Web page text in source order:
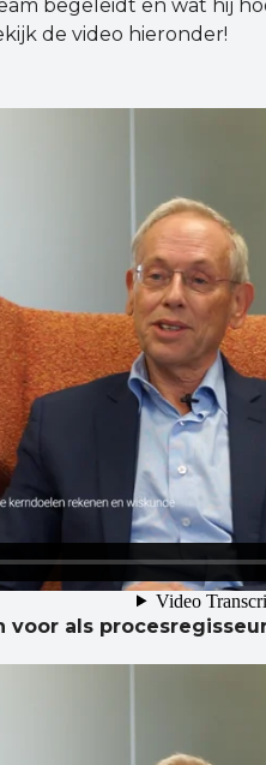
begeleidt en wat hij
de video hieronder!
voor als